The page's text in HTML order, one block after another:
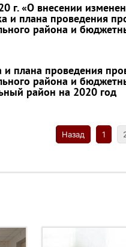
г. «О внесении
и плана проведения
района и
плана проведения
района и
район на 2020 год
Назад 1